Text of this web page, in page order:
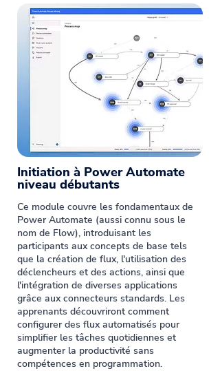
Initiation à Power Automate
niveau débutants
Ce module couvre les fondamentaux de
Power Automate (aussi connu sous le
nom de Flow), introduisant les
participants aux concepts de base tels
que la création de flux, l'utilisation des
déclencheurs et des actions, ainsi que
l'intégration de diverses applications
grâce aux connecteurs standards. Les
apprenants découvriront comment
configurer des flux automatisés pour
simplifier les tâches quotidiennes et
augmenter la productivité sans
compétences en programmation.